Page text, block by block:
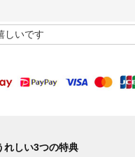
れしい3つの特典